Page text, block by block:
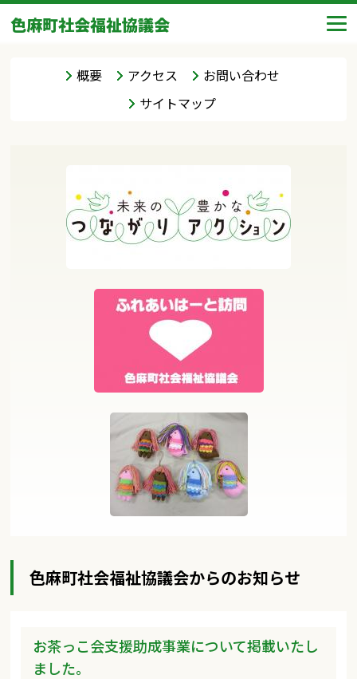
色麻町社会福祉協議会
概要 アクセス
お問い合わせ
サイトマップ
色麻町社会福祉協議会からのお知らせ
お茶っこ会支援助成事業について掲載いたし
ました。